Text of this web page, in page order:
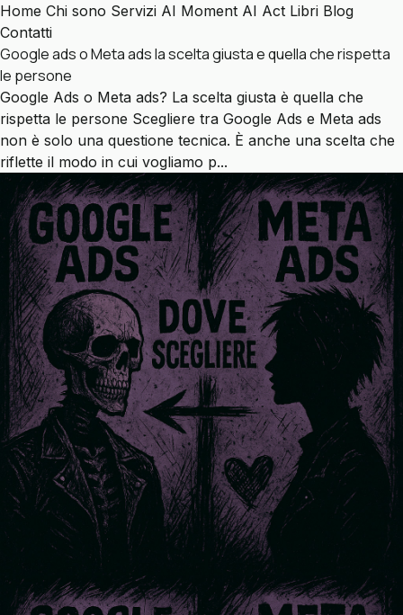
Home Chi sono Servizi AI Moment AI Act Libri Blog
Contatti
Google ads o Meta ads la scelta giusta e quella che rispetta
le persone
Google Ads o Meta ads? La scelta giusta è quella che
rispetta le persone Scegliere tra Google Ads e Meta ads
non è solo una questione tecnica. È anche una scelta che
riflette il modo in cui vogliamo p...